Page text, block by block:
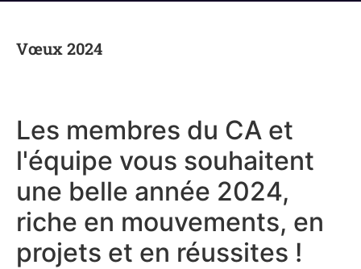
Vœux 2024
Les membres du CA et
l'équipe vous souhaitent
une belle année 2024,
riche en mouvements, en
projets et en réussites !